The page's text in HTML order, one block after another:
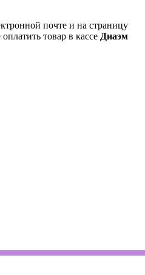
почте и на страницу
товар в кассе Диаэм